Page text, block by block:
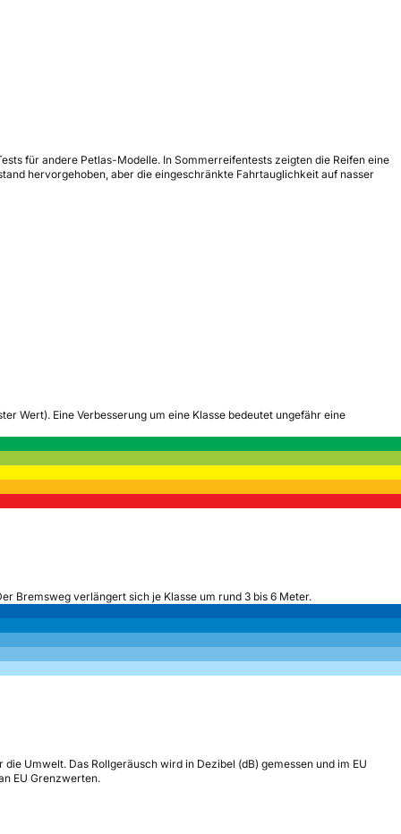
für andere Petlas-Modelle. In Sommerreifentests zeigten die Reifen eine
hervorgehoben, aber die eingeschränkte Fahrtauglichkeit auf nasser
Wert). Eine Verbesserung um eine Klasse bedeutet ungefähr eine
Bremsweg verlängert sich je Klasse um rund 3 bis 6 Meter.
Umwelt. Das Rollgeräusch wird in Dezibel (dB) gemessen und im EU
EU Grenzwerten.